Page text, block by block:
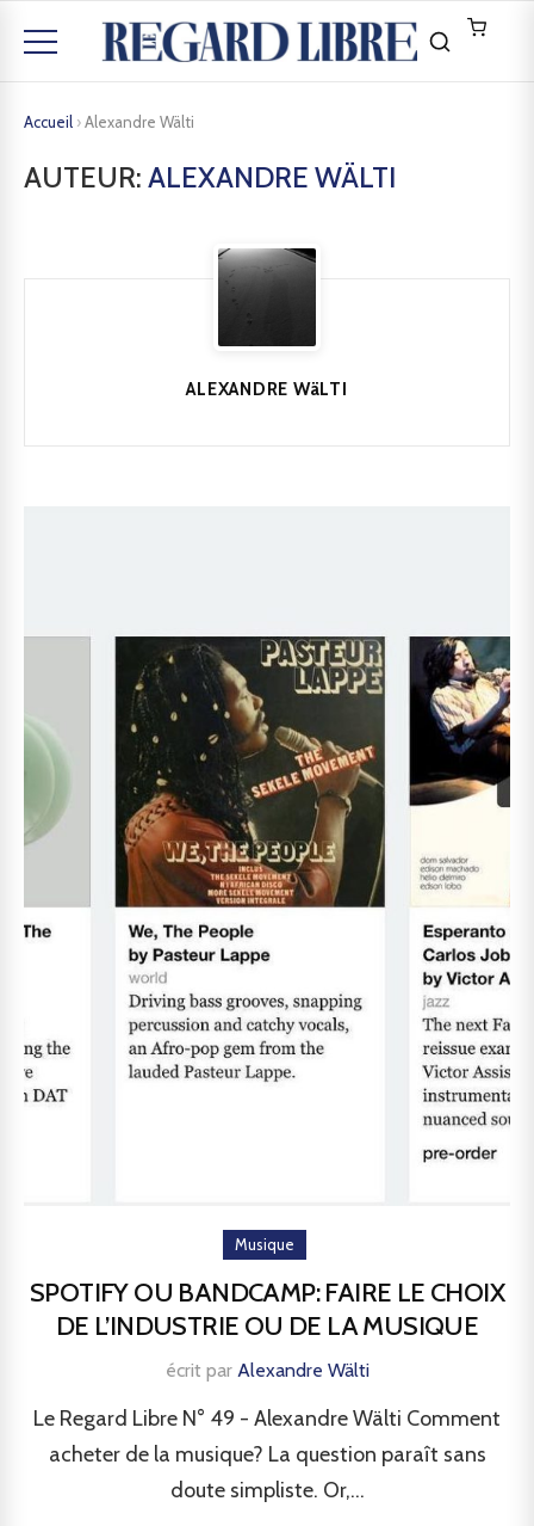
Accueil ›Alexandre Wälti
AUTEUR: ALEXANDRE WÄLTI
ALEXANDRE WäLTI
Musique
SPOTIFY OU BANDCAMP: FAIRE LE CHOIX
DE L’INDUSTRIE OU DE LA MUSIQUE
écrit par Alexandre Wälti
Le Regard Libre N° 49 - Alexandre Wälti Comment
acheter de la musique? La question paraît sans
doute simpliste. Or,...